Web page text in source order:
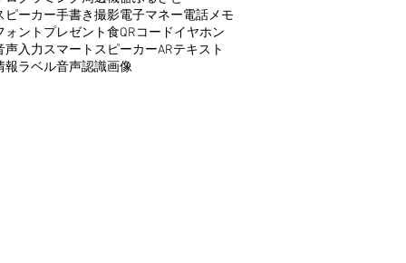
ピーカー手書き撮影電子マネー電話メモ
ォント プレゼント食QRコードイヤホン
声入力スマートスピーカーARテキスト
報ラベル音声認識画像